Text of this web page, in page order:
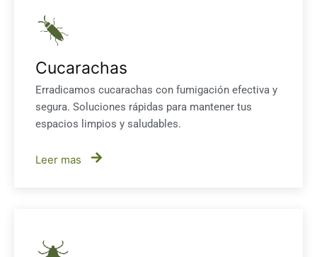
Cucarachas
Erradicamos cucarachas con fumigación efectiva y
segura. Soluciones rápidas para mantener tus
espacios limpios y saludables.
Leer mas